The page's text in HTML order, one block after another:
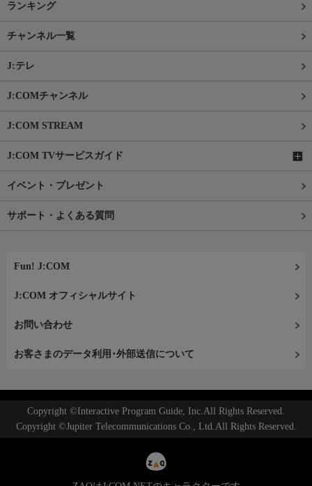
ランキング
チャンネル一覧
J:テレ
J:COMチャンネル
J:COM STREAM
J:COM TVサービスガイド
イベント・プレゼント
サポート・よくある質問
Fun! J:COM
J:COM オフィシャルサイト
お問い合わせ
お客さまのデータ利用･外部送信について
Copyright ©Interactive Program Guide, Inc.All Rights Reserved.
Copyright ©Jupiter Telecommunications Co., Ltd.All Rights Reserved.